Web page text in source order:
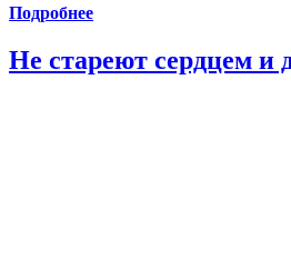
Подробнее
Не стареют сердцем и